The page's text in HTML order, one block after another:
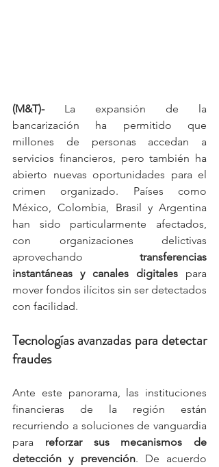
(M&T)- La expansión de la
bancarización ha permitido que
millones de personas accedan a
servicios financieros, pero también ha
abierto nuevas oportunidades para el
crimen organizado. Países como
México, Colombia, Brasil y Argentina
han sido particularmente afectados,
con organizaciones delictivas
aprovechando transferencias
instantáneas y canales digitales para
mover fondos ilícitos sin ser detectados
con facilidad.
Tecnologías avanzadas para detectar
fraudes
Ante este panorama, las instituciones
financieras de la región están
recurriendo a soluciones de vanguardia
para reforzar sus mecanismos de
detección y prevención. De acuerdo